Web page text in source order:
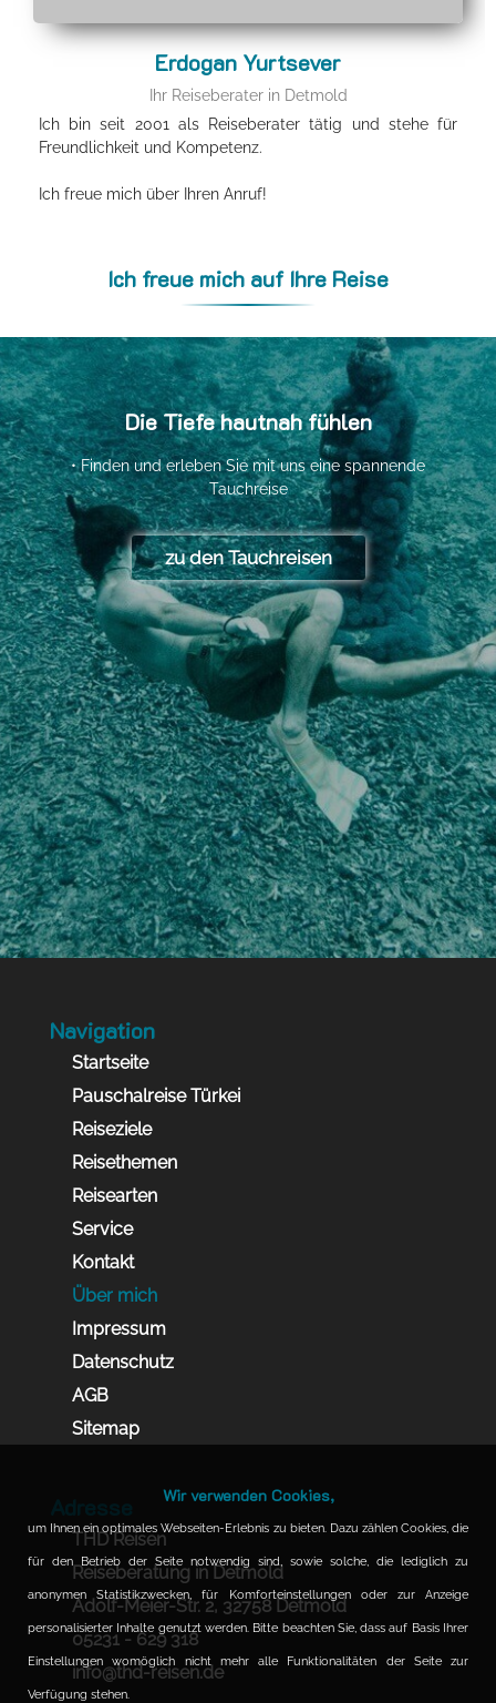
Erdogan Yurtsever
Ihr Reiseberater in Detmold
Ich bin seit 2001 als Reiseberater tätig und stehe für
Freundlichkeit und Kompetenz.
Ich freue mich über Ihren Anruf!
Ich freue mich auf Ihre Reise
Die Tiefe hautnah fühlen
• Finden und erleben Sie mit uns eine spannende
Tauchreise
zu den Tauchreisen
Navigation
Startseite
Pauschalreise Türkei
Reiseziele
Reisethemen
Reisearten
Service
Kontakt
Über mich
Impressum
Datenschutz
AGB
Sitemap
THD Reisen
Reiseberatung in Detmold
Adolf-Meier-Str. 2, 32758 Detmold
05231 - 629 318
info@thd-reisen.de
Wir verwenden Cookies,
um Ihnen ein optimales Webseiten-Erlebnis zu bieten. Dazu zählen Cookies, die
für den Betrieb der Seite notwendig sind, sowie solche, die lediglich zu
anonymen Statistikzwecken, für Komforteinstellungen oder zur Anzeige
personalisierter Inhalte genutzt werden. Bitte beachten Sie, dass auf Basis Ihrer
Einstellungen womöglich nicht mehr alle Funktionalitäten der Seite zur
Verfügung stehen.